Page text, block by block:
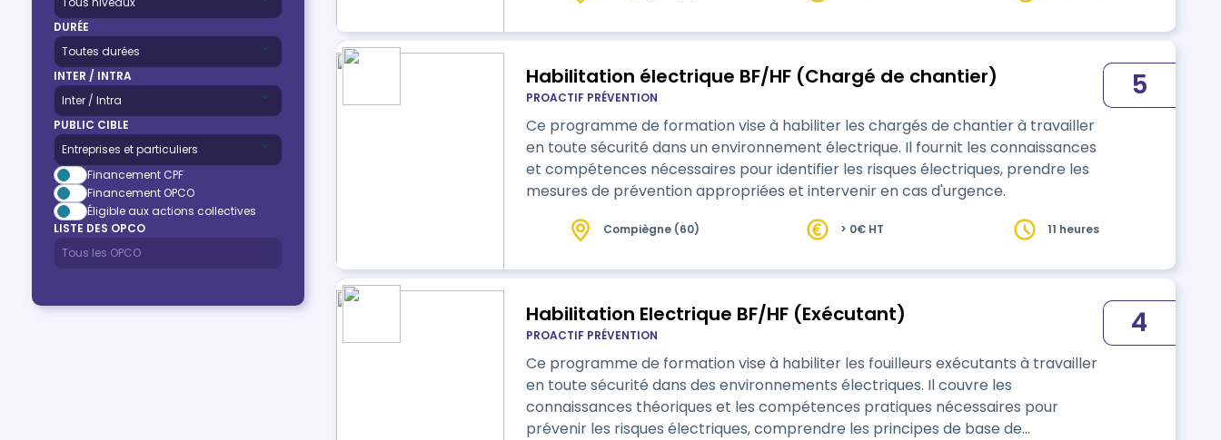
DURÉE
INTER / INTRA
PUBLIC CIBLE
Financement CPF
Financement OPCO
Éligible aux actions collectives
LISTE DES OPCO
Habilitation électrique BF/HF (Chargé de chantier)
PROACTIF PRÉVENTION
Ce programme de formation vise à habiliter les chargés de chantier à travailler
en toute sécurité dans un environnement électrique. Il fournit les connaissances
et compétences nécessaires pour identifier les risques électriques, prendre les
mesures de prévention appropriées et intervenir en cas d'urgence.
5
Compiègne (60) > 0€ HT 11 heures
Habilitation Electrique BF/HF (Exécutant)
PROACTIF PRÉVENTION
Ce programme de formation vise à habiliter les fouilleurs exécutants à travailler
en toute sécurité dans des environnements électriques. Il couvre les
connaissances théoriques et les compétences pratiques nécessaires pour
prévenir les risques électriques, comprendre les principes de base de
4